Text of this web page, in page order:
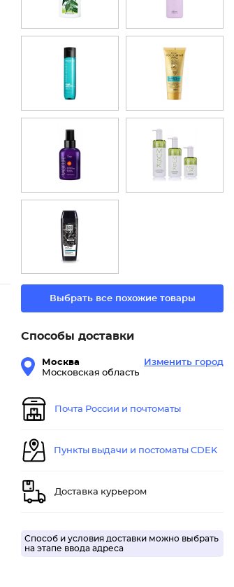
Выбрать все похожие товары
Способы доставки
Москва
Московская область
Изменить город
Почта России и почтоматы
Пункты выдачи и постоматы CDEK
Доставка курьером
Способ и условия доставки можно выбрать
на этапе ввода адреса